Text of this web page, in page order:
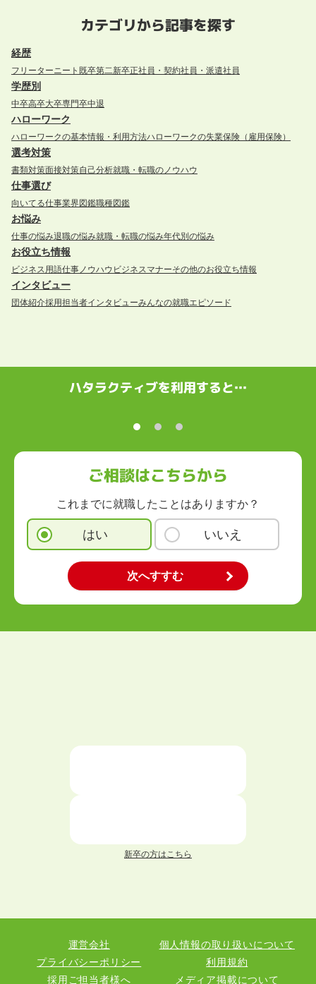
カテゴリから記事を探す
経歴
フリーターニート 既卒第二新卒正社員・契約社員・派遣社員
学歴別
中卒高卒大卒専門卒中退
ハローワーク
ハローワークの基本情報・利用方法ハローワークの失業保険（雇用保険）
選考対策
書類対策面接対策自己分析就職・転職のノウハウ
仕事選び
向いてる仕事業界図鑑職種図鑑
お悩み
仕事の悩み退職の悩み就職・転職の悩み年代別の悩み
お役立ち情報
ビジネス用語仕事ノウハウ ビジネスマナーその他のお役立ち情報
インタビュー
団体紹介採用担当者インタビューみんなの就職エピソード
ハタラクティブを利用すると…
ご相談はこちらから
これまでに就職したことはありますか？
はい いいえ
新卒の方はこちら
運営会社
個人情報の取り扱いについて
プライバシーポリシー
利用規約
採用ご担当者様へ
メディア掲載について